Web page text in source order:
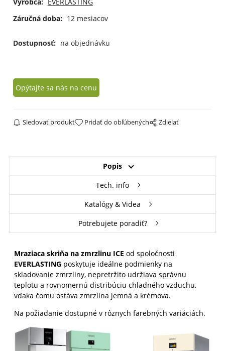
Záručná doba: 12 mesiacov
Dostupnosť: na objednávku
Opýtajte sa nás na cenu
Sledovať produkt Pridať do obľúbených Zdielať
Popis
Tech. info
Katalógy & Videa
Potrebujete poradiť?
Mraziaca skriňa na zmrzlinu ICE od spoločnosti
EVERLASTING poskytuje ideálne podmienky na
skladovanie zmrzliny, nepretržito udržiava správnu
teplotu a rovnomernú distribúciu chladného vzduchu,
vďaka čomu ostáva zmrzlina jemná a krémova.
Na požiadanie dostupné v rôznych farebných variáciách.